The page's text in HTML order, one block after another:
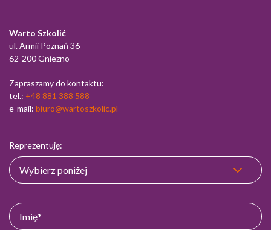
Warto Szkolić
ul. Armii Poznań 36
62-200 Gniezno
Zapraszamy do kontaktu:
tel.: +48 881 388 588
e-mail: biuro@wartoszkolic.pl
Reprezentuję: